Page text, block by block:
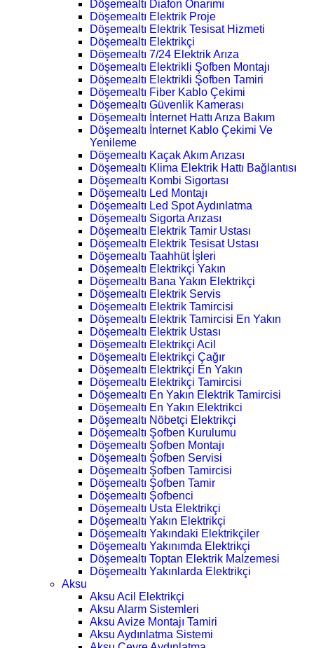
Döşemealtı Diafon Onarımı
Döşemealtı Elektrik Proje
Döşemealtı Elektrik Tesisat Hizmeti
Döşemealtı Elektrikçi
Döşemealtı 7/24 Elektrik Arıza
Döşemealtı Elektrikli Şofben Montajı
Döşemealtı Elektrikli Şofben Tamiri
Döşemealtı Fiber Kablo Çekimi
Döşemealtı Güvenlik Kamerası
Döşemealtı İnternet Hattı Arıza Bakım
Döşemealtı İnternet Kablo Çekimi Ve
Yenileme
Döşemealtı Kaçak Akım Arızası
Döşemealtı Klima Elektrik Hattı Bağlantısı
Döşemealtı Kombi Sigortası
Döşemealtı Led Montajı
Döşemealtı Led Spot Aydınlatma
Döşemealtı Sigorta Arızası
Döşemealtı Elektrik Tamir Ustası
Döşemealtı Elektrik Tesisat Ustası
Döşemealtı Taahhüt İşleri
Döşemealtı Elektrikçi Yakın
Döşemealtı Bana Yakın Elektrikçi
Döşemealtı Elektrik Servis
Döşemealtı Elektrik Tamircisi
Döşemealtı Elektrik Tamircisi En Yakın
Döşemealtı Elektrik Ustası
Döşemealtı Elektrikçi Acil
Döşemealtı Elektrikçi Çağır
Döşemealtı Elektrikçi En Yakın
Döşemealtı Elektrikçi Tamircisi
Döşemealtı En Yakın Elektrik Tamircisi
Döşemealtı En Yakın Elektrikci
Döşemealtı Nöbetçi Elektrikçi
Döşemealtı Şofben Kurulumu
Döşemealtı Şofben Montajı
Döşemealtı Şofben Servisi
Döşemealtı Şofben Tamircisi
Döşemealtı Şofben Tamir
Döşemealtı Şofbenci
Döşemealtı Usta Elektrikçi
Döşemealtı Yakın Elektrikçi
Döşemealtı Yakındaki Elektrikçiler
Döşemealtı Yakınımda Elektrikçi
Döşemealtı Toptan Elektrik Malzemesi
Döşemealtı Yakınlarda Elektrikçi
Aksu
Aksu Acil Elektrikçi
Aksu Alarm Sistemleri
Aksu Avize Montajı Tamiri
Aksu Aydınlatma Sistemi